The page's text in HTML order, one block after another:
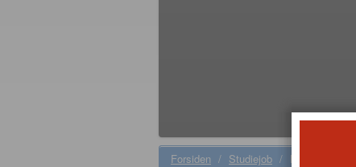
Forsiden / Studiejob / Bliv